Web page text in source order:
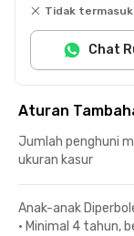
Tidak
Chat
Aturan
Jumlah penghuni
ukuran kasur
Anak-anak
• Minimal 4 tahun,